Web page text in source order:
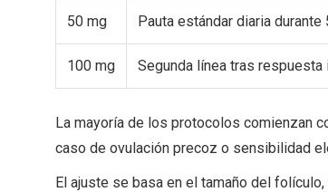
50 mg Pauta estándar diaria durante
100 mg Segunda línea tras respuesta
La mayoría de los protocolos comienzan
caso de ovulación precoz o sensibilidad
El ajuste se basa en el tamaño del